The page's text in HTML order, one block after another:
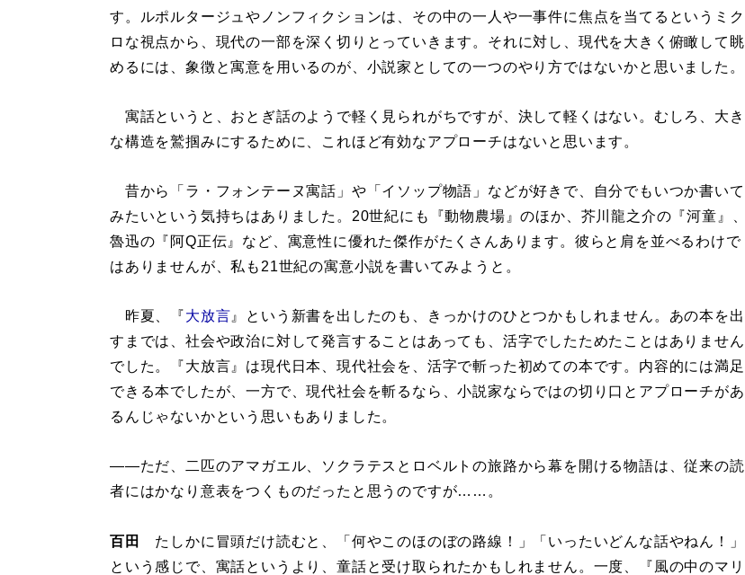
す。ルポルタージュやノンフィクションは、その中の一人や一事件に焦点を当てるというミク
ロな視点から、現代の一部を深く切りとっていきます。それに対し、現代を大きく俯瞰して眺
めるには、象徴と寓意を用いるのが、小説家としての一つのやり方ではないかと思いました。
寓話というと、おとぎ話のようで軽く見られがちですが、決して軽くはない。むしろ、大き
な構造を鷲掴みにするために、これほど有効なアプローチはないと思います。
昔から「ラ・フォンテーヌ寓話」や「イソップ物語」などが好きで、自分でもいつか書いて
みたいという気持ちはありました。20世紀にも『動物農場』のほか、芥川龍之介の『河童』、
魯迅の『阿Q正伝』など、寓意性に優れた傑作がたくさんあります。彼らと肩を並べるわけで
はありませんが、私も21世紀の寓意小説を書いてみようと。
昨夏、『大放言 』という新書を出したのも、きっかけのひとつかもしれません。あの本を出
すまでは、社会や政治に対して発言することはあっても、活字でしたためたことはありません
でした。『大放言』は現代日本、現代社会を、活字で斬った初めての本です。内容的には満足
できる本でしたが、一方で、現代社会を斬るなら、小説家ならではの切り口とアプローチがあ
るんじゃないかという思いもありました。
――ただ、二匹のアマガエル、ソクラテスとロベルトの旅路から幕を開ける物語は、従来の読
者にはかなり意表をつくものだったと思うのですが……。
百田
たしかに冒頭だけ読むと、「何やこのほのぼの路線！」「いったいどんな話やねん！」
という感じで、寓話というより、童話と受け取られたかもしれません。一度、『風の中のマリ